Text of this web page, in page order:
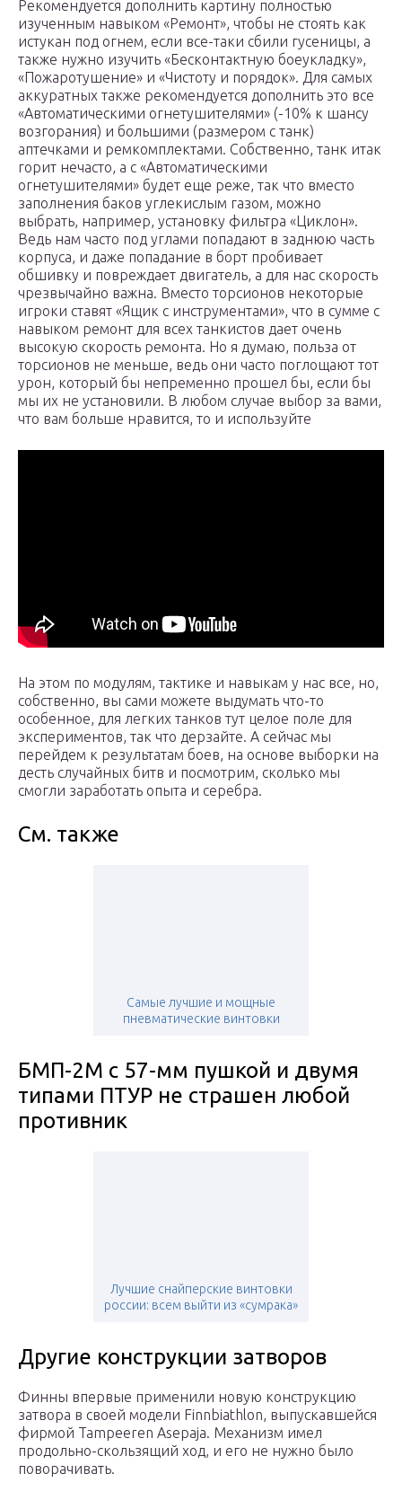
Рекомендуется дополнить картину полностью
изученным навыком «Ремонт», чтобы не стоять как
истукан под огнем, если все-таки сбили гусеницы, а
также нужно изучить «Бесконтактную боеукладку»,
«Пожаротушение» и «Чистоту и порядок». Для самых
аккуратных также рекомендуется дополнить это все
«Автоматическими огнетушителями» (-10% к шансу
возгорания) и большими (размером с танк)
аптечками и ремкомплектами. Собственно, танк итак
горит нечасто, а с «Автоматическими
огнетушителями» будет еще реже, так что вместо
заполнения баков углекислым газом, можно
выбрать, например, установку фильтра «Циклон».
Ведь нам часто под углами попадают в заднюю часть
корпуса, и даже попадание в борт пробивает
обшивку и повреждает двигатель, а для нас скорость
чрезвычайно важна. Вместо торсионов некоторые
игроки ставят «Ящик с инструментами», что в сумме с
навыком ремонт для всех танкистов дает очень
высокую скорость ремонта. Но я думаю, польза от
торсионов не меньше, ведь они часто поглощают тот
урон, который бы непременно прошел бы, если бы
мы их не установили. В любом случае выбор за вами,
что вам больше нравится, то и используйте
На этом по модулям, тактике и навыкам у нас все, но,
собственно, вы сами можете выдумать что-то
особенное, для легких танков тут целое поле для
экспериментов, так что дерзайте. А сейчас мы
перейдем к результатам боев, на основе выборки на
десть случайных битв и посмотрим, сколько мы
смогли заработать опыта и серебра.
См. также
Самые лучшие и мощные
пневматические винтовки
БМП-2М с 57-мм пушкой и двумя
типами ПТУР не страшен любой
противник
Лучшие снайперские винтовки
россии: всем выйти из «сумрака»
Другие конструкции затворов
Финны впервые применили новую конструкцию
затвора в своей модели Finnbiathlon, выпускавшейся
фирмой Tampeeren Asepaja. Механизм имел
продольно-скользящий ход, и его не нужно было
поворачивать.